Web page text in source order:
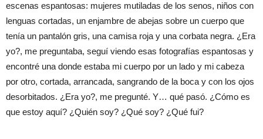
escenas espantosas: mujeres mutiladas de los senos, niños con
lenguas cortadas, un enjambre de abejas sobre un cuerpo que
tenía un pantalón gris, una camisa roja y una corbata negra. ¿Era
yo?, me preguntaba, seguí viendo esas fotografías espantosas y
encontré una donde estaba mi cuerpo por un lado y mi cabeza
por otro, cortada, arrancada, sangrando de la boca y con los ojos
desorbitados. ¿Era yo?, me pregunté. Y… qué pasó. ¿Cómo es
que estoy aquí? ¿Quién soy? ¿Qué soy? ¿Qué fui?